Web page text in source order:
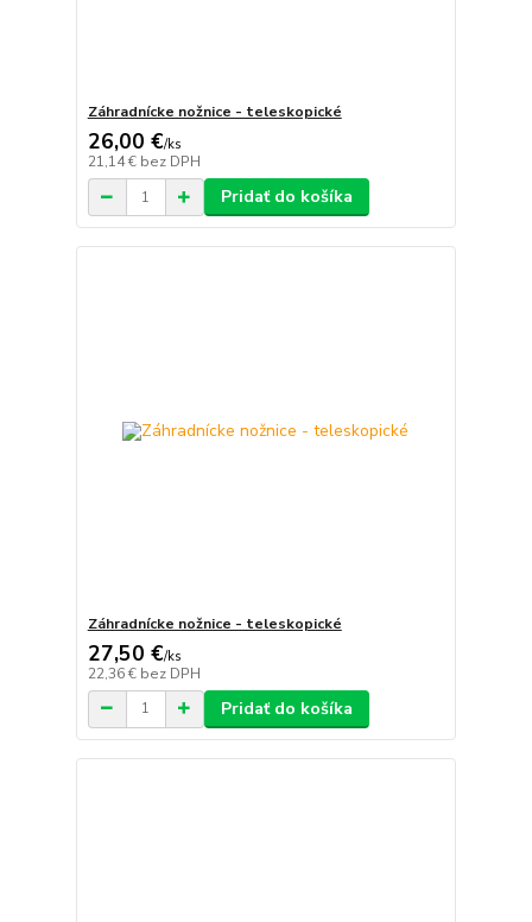
Záhradnícke nožnice - teleskopické
26,00 €/ks
21,14 € bez DPH
Pridať do košíka
Záhradnícke nožnice - teleskopické
27,50 €/ks
22,36 € bez DPH
Pridať do košíka